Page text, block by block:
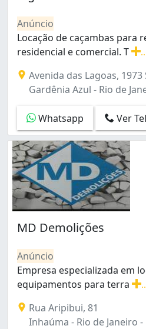
Cacuia (1)
Campo Grande (2)
Centro (2)
Cidade Nova (1)
Del Castilho (1)
Engenho Novo (1)
Engenho de Dentro (1)
Galeão (3)
Gamboa (1)
Gardênia Azul (2)
Higienópolis (1)
Inhaúma (9)
Irajá (1)
Itanhangá (1)
Jacarezinho (1)
Jacaré (1)
Jardim Sulacap (2)
Manguinhos (1)
Méier (1)
Olaria (1)
Penha (1)
Anúncio
Locação de caçambas para
residencial e comercial. T
Avenida das Lagoas, 1973
Gardênia Azul - Rio de
Whatsapp Ver Tel
MD Demolições
Anúncio
Empresa especializada em
equipamentos para terra
Rua Aripibui, 81
Inhaúma - Rio de Janeiro -